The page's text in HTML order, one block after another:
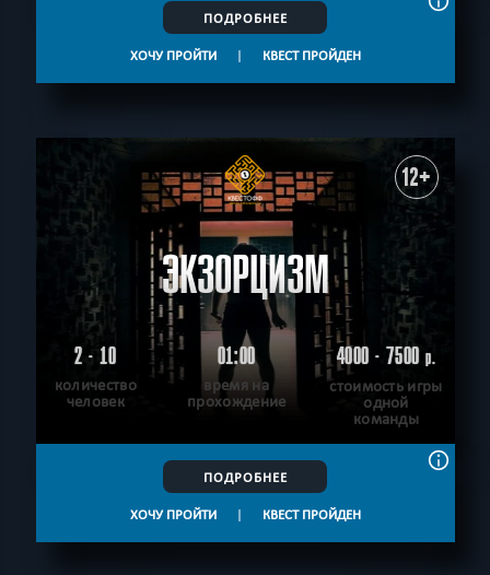
ПОДРОБНЕЕ
ХОЧУ ПРОЙТИ | КВЕСТ ПРОЙДЕН
12+
ЭКЗОРЦИЗМ
2 - 10
количество
человек
01:00
время на
прохождение
4000 - 7500р.
стоимость игры
одной
команды
ПОДРОБНЕЕ
ХОЧУ ПРОЙТИ | КВЕСТ ПРОЙДЕН